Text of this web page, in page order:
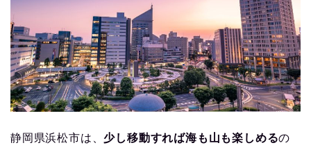
静岡県浜松市は、 少し移動すれば海も山も楽しめるの